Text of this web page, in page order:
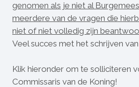
genomen als je niet al
meerdere van de vragen die
niet of niet volledig zijn
Veel succes met het schrijven
Klik hieronder om te solliciteren
Commissaris van de Koning!